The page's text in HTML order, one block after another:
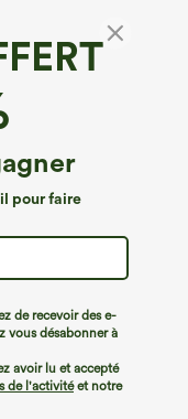
pour faire
de recevoir des e-
vous désabonner à
avoir lu et accepté
de l'activitéet notre
croisé,